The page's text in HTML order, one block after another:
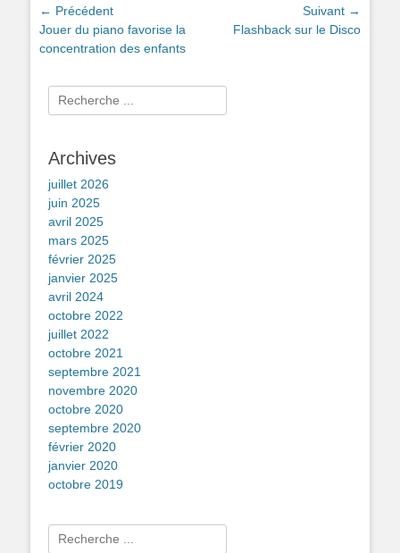
Navigation
de
l’article
← Précédent
Article
précédent :
Jouer du piano favorise la
concentration des enfants
Suivant →
Flashback sur le Disco
Rechercher :
Archives
juillet 2026
juin 2025
avril 2025
mars 2025
février 2025
janvier 2025
avril 2024
octobre 2022
juillet 2022
octobre 2021
septembre 2021
novembre 2020
octobre 2020
septembre 2020
février 2020
janvier 2020
octobre 2019
Rechercher :